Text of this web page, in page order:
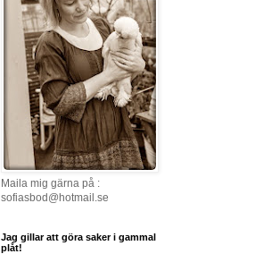
Maila mig gärna på :
sofiasbod@hotmail.se
Jag gillar att göra saker i gammal
plåt!